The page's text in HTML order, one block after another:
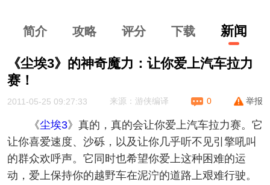
简介 攻略 评分 下载 新闻
《尘埃3》的神奇魔力：让你爱上汽车拉力
赛！
2011-05-25 09:27:33 来源：游侠编译 0 举报
《尘埃3》真的，真的会让你爱上汽车拉力赛。它
让你喜爱速度、沙砾，以及让你几乎听不见引擎吼叫
的群众欢呼声。它同时也希望你爱上这种困难的运
动，爱上保持你的越野车在泥泞的道路上艰难行驶。